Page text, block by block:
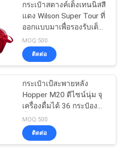
ปธนาคาร
องสำอาง
กระเป๋าสตางค์เต็งเทนนิสสี
แดง Wilson Super Tour ที่
ออกแบบมาเพื่อรองรับเต็ง
เต็งสูงสุด 6 ตัว พร้อมกับ
ชั้นป้องกันอุณหภูมิและ
ระบบพกพาคู่เพื่อการขนส่ง
MOQ:500
ติดต่อ
กระเป๋าเป้สะพายหลัง
Hopper M20 ดีไซน์นุ่ม จุ
เครื่องดื่มได้ 36 กระป๋อง
น้ำแข็ง 22 ปอนด์ และ
รองรับขวดไวน์สำหรับการ
ใช้งานกลางแจ้ง
MOQ:500
ติดต่อ